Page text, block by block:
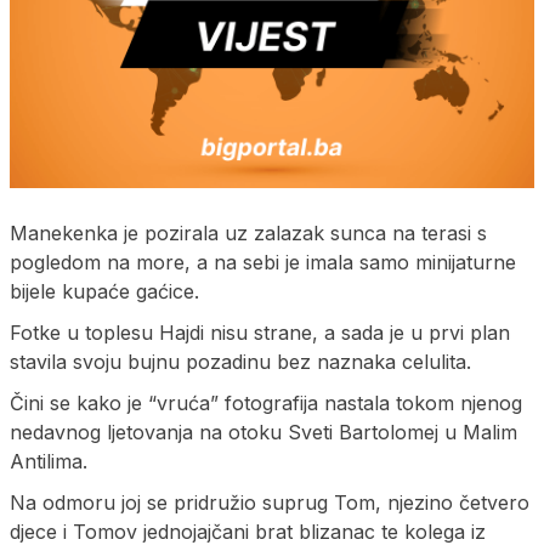
Manekenka je pozirala uz zalazak sunca na terasi s
pogledom na more, a na sebi je imala samo minijaturne
bijele kupaće gaćice.
Fotke u toplesu Hajdi nisu strane, a sada je u prvi plan
stavila svoju bujnu pozadinu bez naznaka celulita.
Čini se kako je “vruća” fotografija nastala tokom njenog
nedavnog ljetovanja na otoku Sveti Bartolomej u Malim
Antilima.
Na odmoru joj se pridružio suprug Tom, njezino četvero
djece i Tomov jednojajčani brat blizanac te kolega iz